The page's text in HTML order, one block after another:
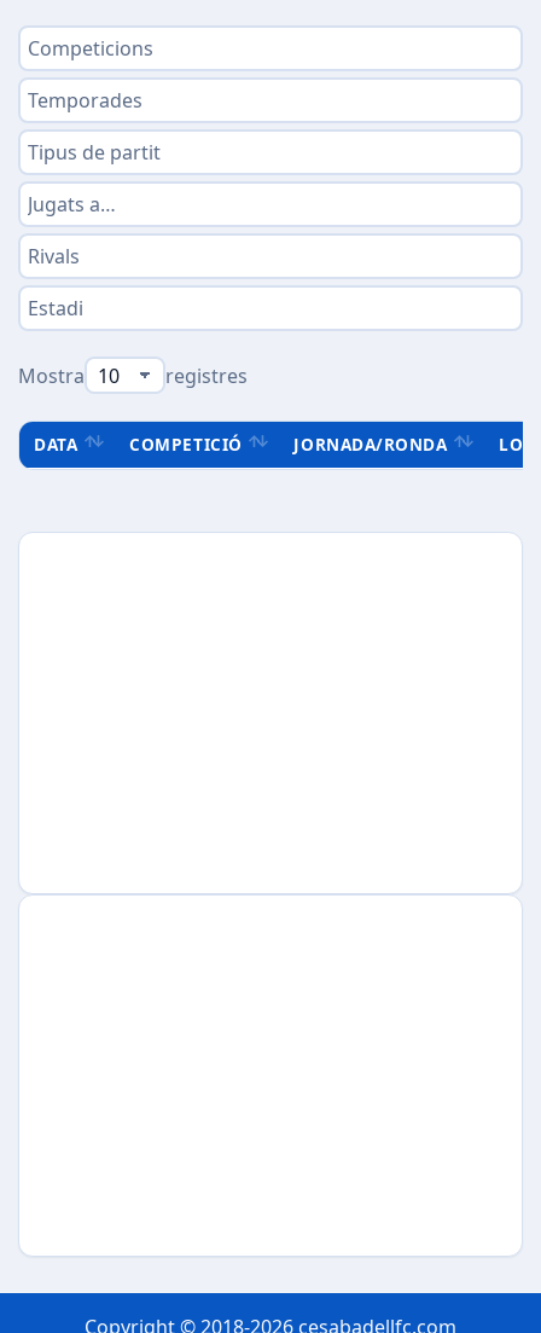
Mostra registres
DATA COMPETICIÓ JORNADA/RONDA
Copyright © 2018-2026 cesabadellfc.com